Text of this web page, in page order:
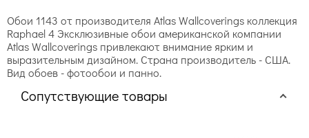
Обои 1143 от производителя Atlas Wallcoverings коллекция
Raphael 4 Эксклюзивные обои американской компании
Atlas Wallcoverings привлекают внимание ярким и
выразительным дизайном. Страна производитель - США.
Вид обоев - фотообои и панно.
Сопутствующие товары